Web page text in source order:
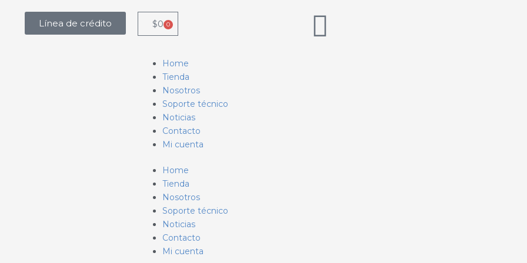
Línea de crédito $0 0
Carrito
Home
Tienda
Nosotros
Soporte técnico
Noticias
Contacto
Mi cuenta
Menú
Home
Tienda
Nosotros
Soporte técnico
Noticias
Contacto
Mi cuenta